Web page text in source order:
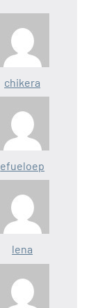
chikera
efueloep
lena